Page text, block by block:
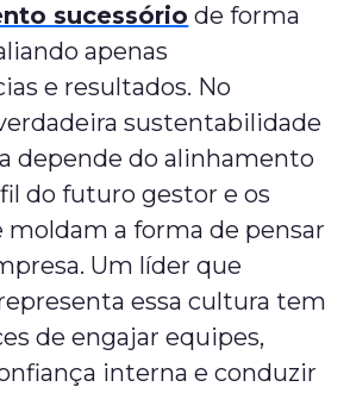
sucessório de forma
apenas
e resultados. No
sustentabilidade
depende do alinhamento
do futuro gestor e os
moldam a forma de pensar
Um líder que
essa cultura tem
de engajar equipes,
interna e conduzir